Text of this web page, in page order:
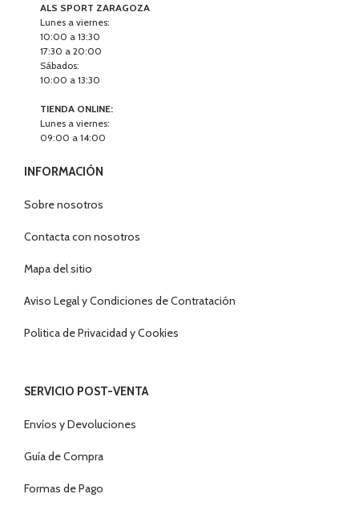
ALS SPORT ZARAGOZA
Lunes a viernes:
10:00 a 13:30
17:30 a 20:00
Sábados:
10:00 a 13:30
TIENDA ONLINE:
Lunes a viernes:
09:00 a 14:00
INFORMACIÓN
Sobre nosotros
Contacta con nosotros
Mapa del sitio
Aviso Legal y Condiciones de Contratación
Politica de Privacidad y Cookies
SERVICIO POST-VENTA
Envíos y Devoluciones
Guía de Compra
Formas de Pago